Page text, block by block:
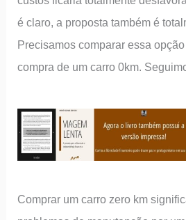
é claro, a proposta também é
Precisamos comparar essa
compra de um carro 0km.
Comprar um carro zero km